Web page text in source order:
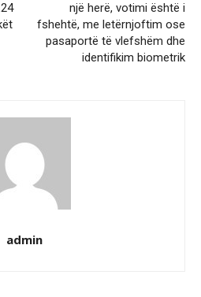
një herë, votimi është i
fshehtë, me letërnjoftim ose
pasaportë të vlefshëm dhe
identifikim biometrik
admin